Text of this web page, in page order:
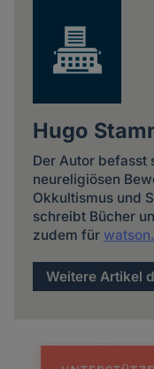
Hugo
Der Autor befasst
neureligiösen
Okkultismus und
schreibt Bücher
zudem für
Weitere Artikel